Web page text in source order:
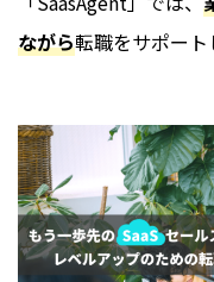
ながら転職をサポート